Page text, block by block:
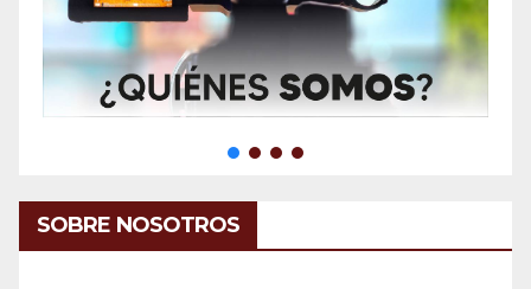
SOBRE NOSOTROS